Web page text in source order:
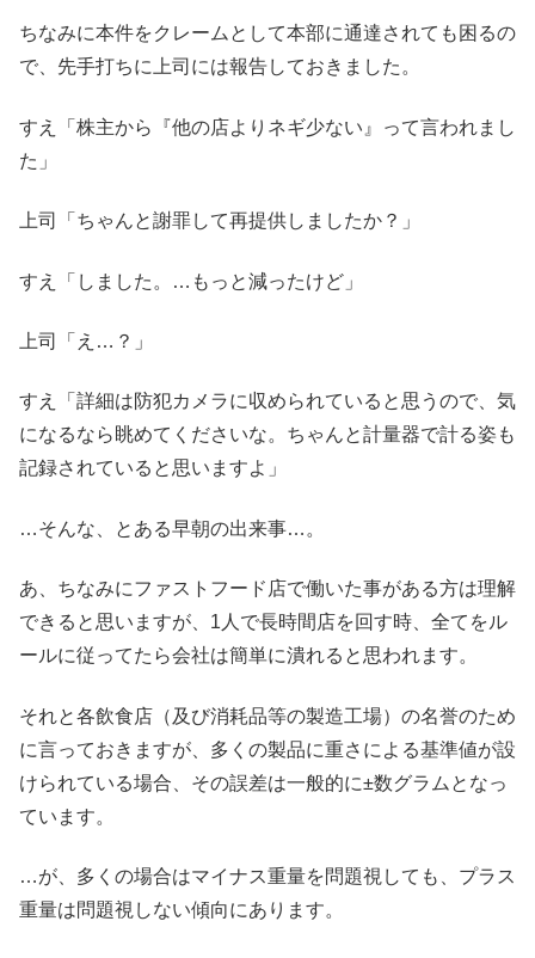
ちなみに本件をクレームとして本部に通達されても困るの
で、先手打ちに上司には報告しておきました。
すえ「株主から『他の店よりネギ少ない』って言われまし
た」
上司「ちゃんと謝罪して再提供しましたか？」
すえ「しました。…もっと減ったけど」
上司「え…？」
すえ「詳細は防犯カメラに収められていると思うので、気
になるなら眺めてくださいな。ちゃんと計量器で計る姿も
記録されていると思いますよ」
…そんな、とある早朝の出来事…。
あ、ちなみにファストフード店で働いた事がある方は理解
できると思いますが、1人で長時間店を回す時、全てをル
ールに従ってたら会社は簡単に潰れると思われます。
それと各飲食店（及び消耗品等の製造工場）の名誉のため
に言っておきますが、多くの製品に重さによる基準値が設
けられている場合、その誤差は一般的に±数グラムとなっ
ています。
…が、多くの場合はマイナス重量を問題視しても、プラス
重量は問題視しない傾向にあります。